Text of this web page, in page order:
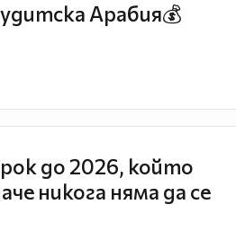
Арабия💰
до 2026, който
никога няма да се